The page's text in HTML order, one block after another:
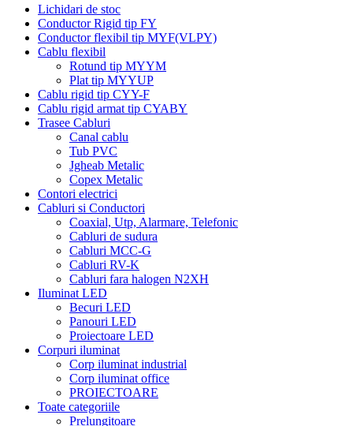
Lichidari de stoc
Conductor Rigid tip FY
Conductor flexibil tip MYF(VLPY)
Cablu flexibil
Rotund tip MYYM
Plat tip MYYUP
Cablu rigid tip CYY-F
Cablu rigid armat tip CYABY
Trasee Cabluri
Canal cablu
Tub PVC
Jgheab Metalic
Copex Metalic
Contori electrici
Cabluri si Conductori
Coaxial, Utp, Alarmare, Telefonic
Cabluri de sudura
Cabluri MCC-G
Cabluri RV-K
Cabluri fara halogen N2XH
Iluminat LED
Becuri LED
Panouri LED
Proiectoare LED
Corpuri iluminat
Corp iluminat industrial
Corp iluminat office
PROIECTOARE
Toate categoriile
Prelungitoare